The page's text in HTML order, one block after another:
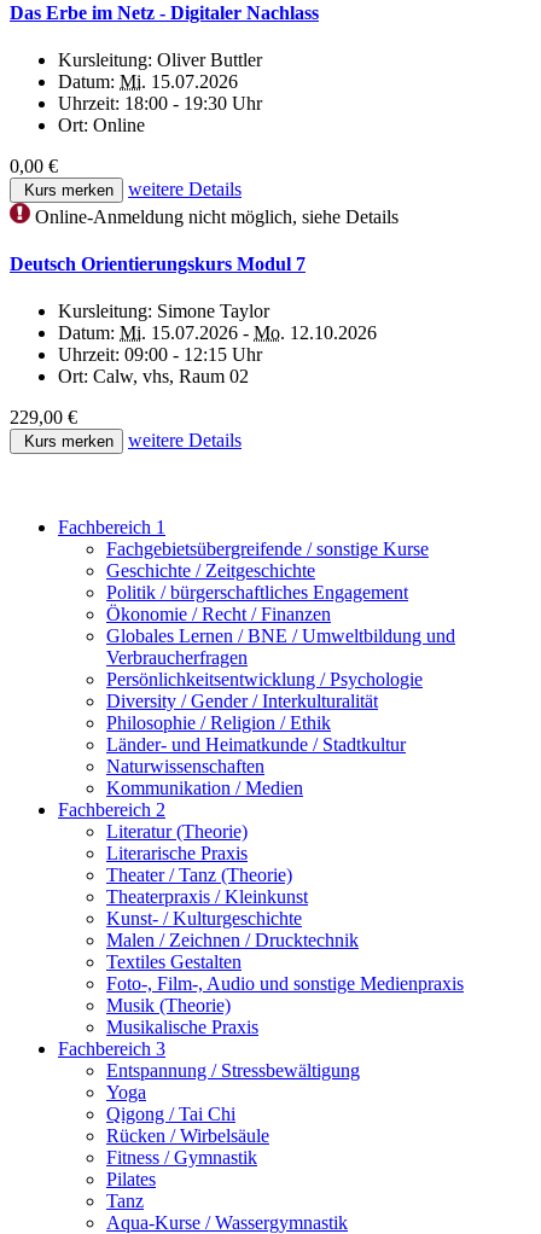
Das Erbe im Netz - Digitaler Nachlass
Kursleitung: Oliver Buttler
Datum: Mi. 15.07.2026
Uhrzeit: 18:00 - 19:30 Uhr
Ort: Online
0,00 €
Kurs merken
weitere Details
Online-Anmeldung nicht möglich, siehe Details
Deutsch Orientierungskurs Modul 7
Kursleitung: Simone Taylor
Datum: Mi. 15.07.2026 - Mo. 12.10.2026
Uhrzeit: 09:00 - 12:15 Uhr
Ort: Calw, vhs, Raum 02
229,00 €
Kurs merken weitere Details
Fachbereich 1
Fachgebietsübergreifende / sonstige Kurse
Geschichte / Zeitgeschichte
Politik / bürgerschaftliches Engagement
Ökonomie / Recht / Finanzen
Globales Lernen / BNE / Umweltbildung und
Verbraucherfragen
Persönlichkeitsentwicklung / Psychologie
Diversity / Gender / Interkulturalität
Philosophie / Religion / Ethik
Länder- und Heimatkunde / Stadtkultur
Naturwissenschaften
Kommunikation / Medien
Fachbereich 2
Literatur (Theorie)
Literarische Praxis
Theater / Tanz (Theorie)
Theaterpraxis / Kleinkunst
Kunst- / Kulturgeschichte
Malen / Zeichnen / Drucktechnik
Textiles Gestalten
Foto-, Film-, Audio und sonstige Medienpraxis
Musik (Theorie)
Musikalische Praxis
Fachbereich 3
Entspannung / Stressbewältigung
Yoga
Qigong / Tai Chi
Rücken / Wirbelsäule
Fitness / Gymnastik
Pilates
Tanz
Aqua-Kurse / Wassergymnastik